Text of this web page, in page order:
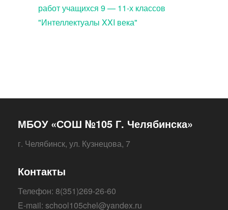
работ учащихся 9 — 11-х классов
"Интеллектуалы XXI века"
МБОУ «СОШ №105 Г. Челябинска»
г. Челябинск, ул. Кузнецова, 7
Контакты
Телефон: 8(351)269-26-60
E-mail: school105chel@yandex.ru